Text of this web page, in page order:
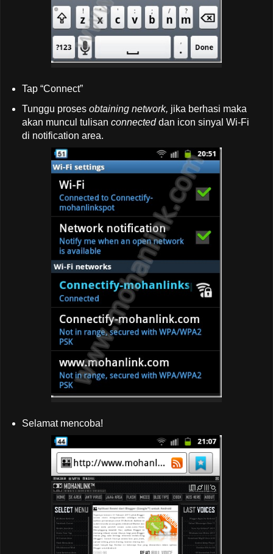
Tap “Connect”
Tunggu proses obtaining network, jika berhasi maka
akan muncul tulisan connected dan icon sinyal Wi-Fi
di notification area.
Selamat mencoba!